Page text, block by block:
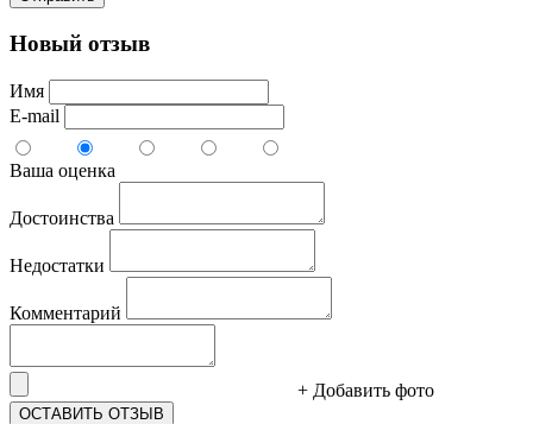
Новый отзыв
Имя
E-mail
Ваша оценка
Достоинства
Недостатки
Комментарий
+ Добавить фото
ОСТАВИТЬ ОТЗЫВ